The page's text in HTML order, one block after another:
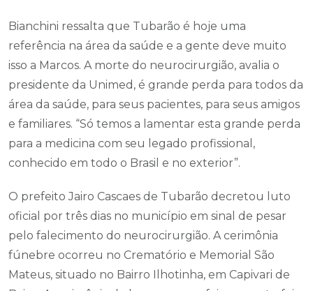
Bianchini ressalta que Tubarão é hoje uma
referência na área da saúde e a gente deve muito
isso a Marcos. A morte do neurocirurgião, avalia o
presidente da Unimed, é grande perda para todos da
área da saúde, para seus pacientes, para seus amigos
e familiares. “Só temos a lamentar esta grande perda
para a medicina com seu legado profissional,
conhecido em todo o Brasil e no exterior”.
O prefeito Jairo Cascaes de Tubarão decretou luto
oficial por três dias no município em sinal de pesar
pelo falecimento do neurocirurgião. A cerimônia
fúnebre ocorreu no Crematório e Memorial São
Mateus, situado no Bairro Ilhotinha, em Capivari de